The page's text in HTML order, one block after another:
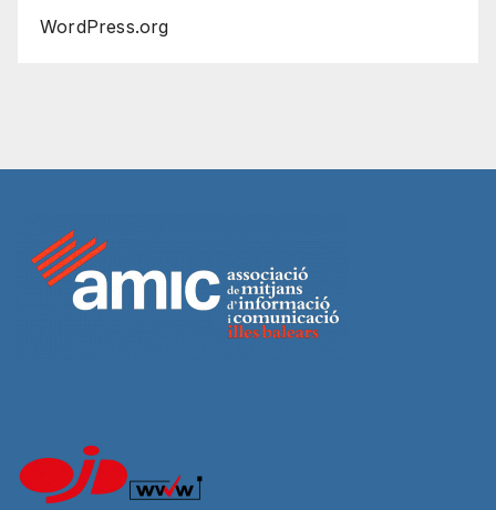
WordPress.org